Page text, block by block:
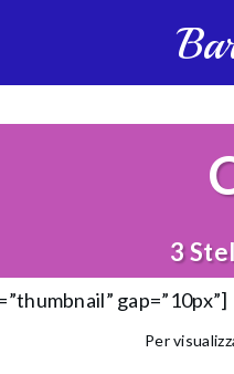
3
gap=”10px”]
Per